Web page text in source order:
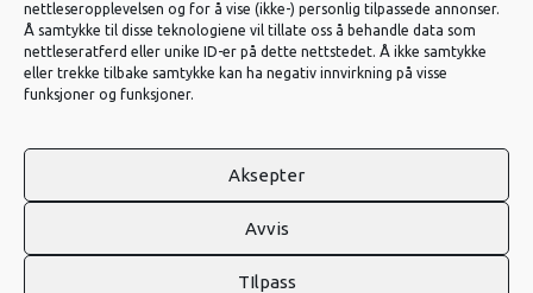
nettleseropplevelsen og for å vise (ikke-) personlig tilpassede annonser.
Å samtykke til disse teknologiene vil tillate oss å behandle data som
nettleseratferd eller unike ID-er på dette nettstedet. Å ikke samtykke
eller trekke tilbake samtykke kan ha negativ innvirkning på visse
funksjoner og funksjoner.
Aksepter
Avvis
TIlpass
Eiendom
Fiber
2026 Nord-Østerdal Kraftlag SA. Laga av